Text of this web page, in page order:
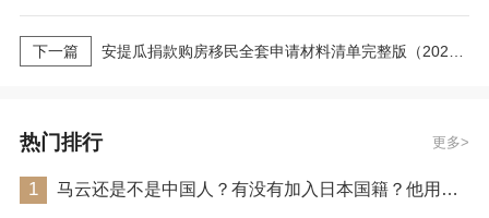
下一篇
热门排行 更多
1 马云还是不是中国人？有没有加入日本国籍？他用了哪些身份畅行世界？